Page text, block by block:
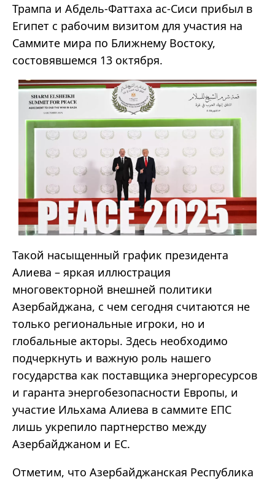
Трампа и Абдель-Фаттаха ас-Сиси прибыл в
Египет с рабочим визитом для участия на
Саммите мира по Ближнему Востоку,
состовявшемся 13 октября.
Такой насыщенный график президента
Алиева – яркая иллюстрация
многовекторной внешней политики
Азербайджана, с чем сегодня считаются не
только региональные игроки, но и
глобальные акторы. Здесь необходимо
подчеркнуть и важную роль нашего
государства как поставщика энергоресурсов
и гаранта энергобезопасности Европы, и
участие Ильхама Алиева в саммите ЕПС
лишь укрепило партнерство между
Азербайджаном и ЕС.
Отметим, что Азербайджанская Республика